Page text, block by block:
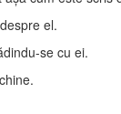
el.
se cu ei.